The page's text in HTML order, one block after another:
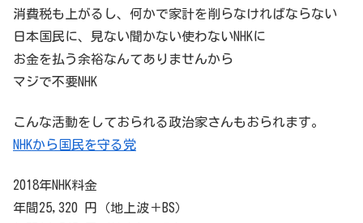
消費税も上がるし、何かで家計を削らなければならない
日本国民に、見ない聞かない使わないNHKに
お金を払う余裕なんてありませんから
マジで不要NHK
こんな活動をしておられる政治家さんもおられます。
NHKから国民を守る党
2018年NHK料金
年間25,320 円（地上波＋BS）